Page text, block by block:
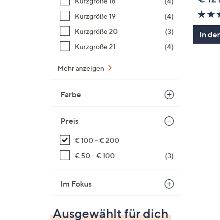
Kurzgröße 19
(4)
Kurzgröße 20
(3)
Kurzgröße 21
(4)
Mehr anzeigen
Farbe
Preis
€ 100 - € 200
€ 50 - € 100
(3)
Im Fokus
In
Ausgewählt für dich